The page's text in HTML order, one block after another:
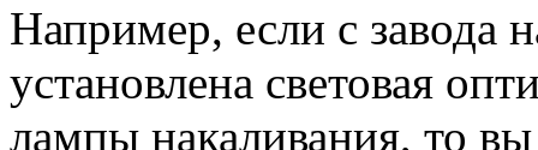
Например, если с завода
установлена световая
лампы накаливания, то